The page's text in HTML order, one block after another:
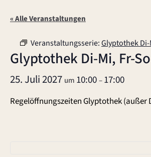
« Alle Veranstaltungen
Veranstaltungsserie:Glyptothek Di-
Glyptothek Di-Mi, Fr-So
25. Juli 2027 um 10:00–17:00
Regelöffnungszeiten Glyptothek (außer